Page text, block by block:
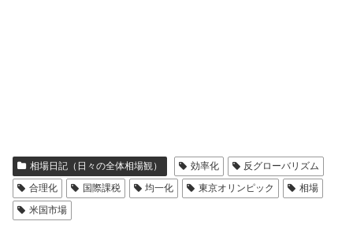
相場日記（日々の全体相場観） 効率化
反グローバリズム
合理化
国際課税 均一化 東京オリンピック
相場
米国市場